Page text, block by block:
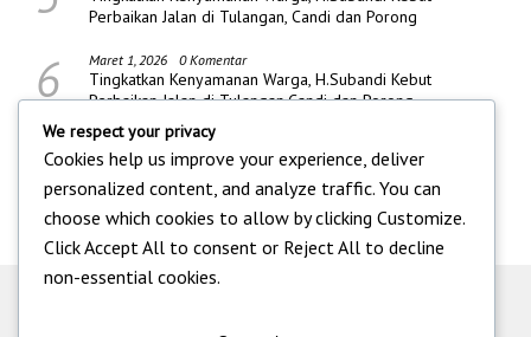
Perbaikan Jalan di Tulangan, Candi dan Porong
6 Maret 1, 2026 0 Komentar
Tingkatkan Kenyamanan Warga, H.Subandi Kebut
Perbaikan Jalan di Tulangan,Candi dan Porong
We respect your privacy
Cookies help us improve your experience, deliver
personalized content, and analyze traffic. You can
choose which cookies to allow by clicking Customize.
ClickAccept All to consent or Reject All to decline
non-essential cookies.